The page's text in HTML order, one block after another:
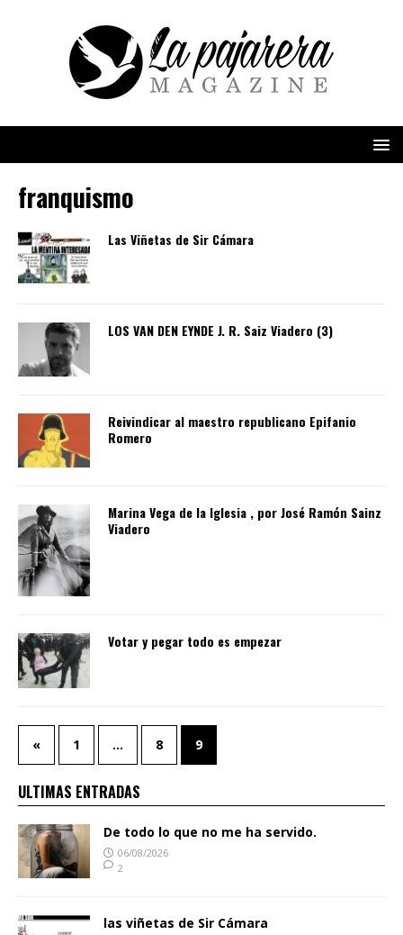
franquismo
Las Viñetas de Sir Cámara
LOS VAN DEN EYNDE J. R. Saiz Viadero (3)
Reivindicar al maestro republicano Epifanio
Romero
Marina Vega de la Iglesia , por José Ramón Sainz
Viadero
Votar y pegar todo es empezar
« 1 … 8 9
ULTIMAS ENTRADAS
De todo lo que no me ha servido.
06/08/2026
2
las viñetas de Sir Cámara